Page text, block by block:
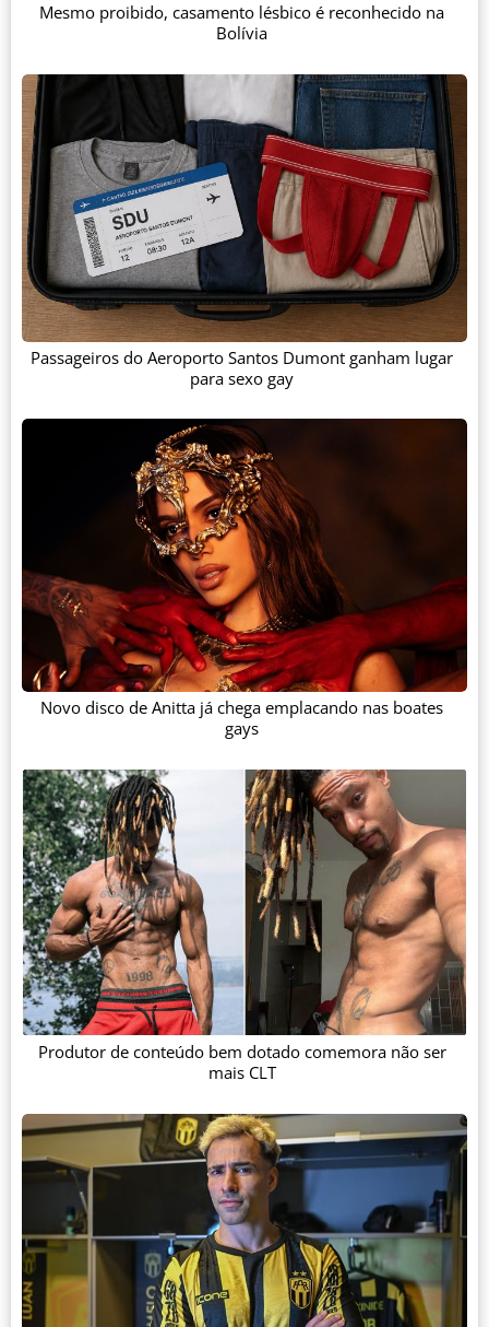
Mesmo proibido, casamento lésbico é reconhecido na
Bolívia
Passageiros do Aeroporto Santos Dumont ganham lugar
para sexo gay
Novo disco de Anitta já chega emplacando nas boates
gays
Produtor de conteúdo bem dotado comemora não ser
mais CLT